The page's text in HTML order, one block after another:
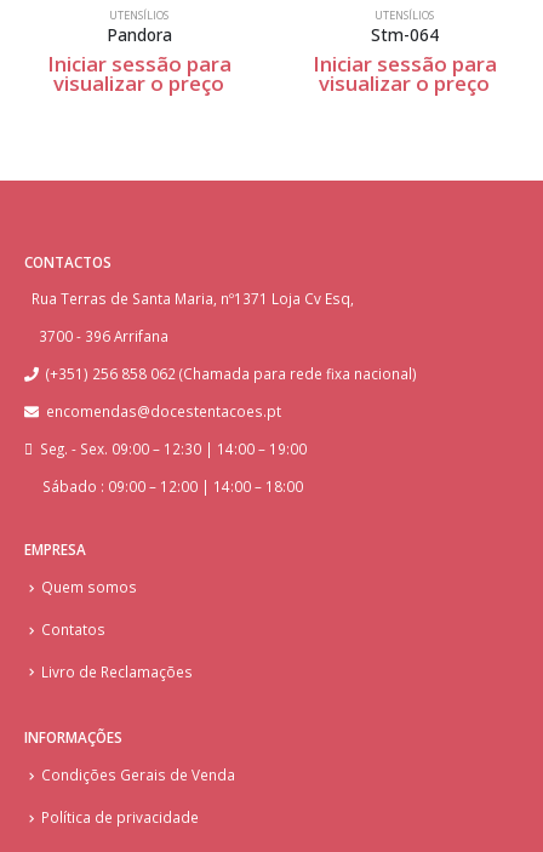
UTENSÍLIOS
Pandora
Iniciar sessão para
visualizar o preço
UTENSÍLIOS
Stm-064
Iniciar sessão para
visualizar o preço
CONTACTOS
Rua Terras de Santa Maria, nº1371 Loja Cv Esq,
3700 - 396 Arrifana
(+351) 256 858 062 (Chamada para rede fixa nacional)
encomendas@docestentacoes.pt
Seg. - Sex. 09:00 – 12:30 | 14:00 – 19:00
Sábado : 09:00 – 12:00 | 14:00 – 18:00
EMPRESA
Quem somos
Contatos
Livro de Reclamações
INFORMAÇÕES
Condições Gerais de Venda
Política de privacidade